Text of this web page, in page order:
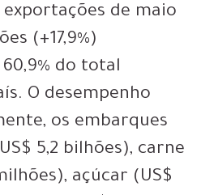
de maio
(+17,9%)
do total
O desempenho
os embarques
5,2 bilhões), carne
açúcar (US$